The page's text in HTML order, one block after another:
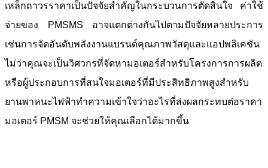
เหล็กถาวรราคาเป็นปัจจัยสำคัญในกระบวนการตัดสินใจ ค่าใช้
จ่ายของ PMSMS อาจแตกต่างกันไปตามปัจจัยหลายประการ
เช่นการจัดอันดับพลังงานแบรนด์คุณภาพวัสดุและแอปพลิเคชัน
ไม่ว่าคุณจะเป็นวิศวกรที่จัดหามอเตอร์สำหรับโครงการการผลิต
หรือผู้ประกอบการที่สนใจมอเตอร์ที่มีประสิทธิภาพสูงสำหรับ
ยานพาหนะไฟฟ้าทำความเข้าใจว่าอะไรที่ส่งผลกระทบต่อราคา
มอเตอร์ PMSM จะช่วยให้คุณเลือกได้มากขึ้น